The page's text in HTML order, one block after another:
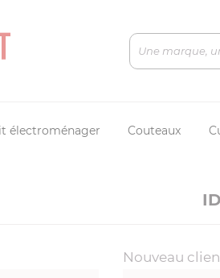
électroménager Couteaux
Nouveau